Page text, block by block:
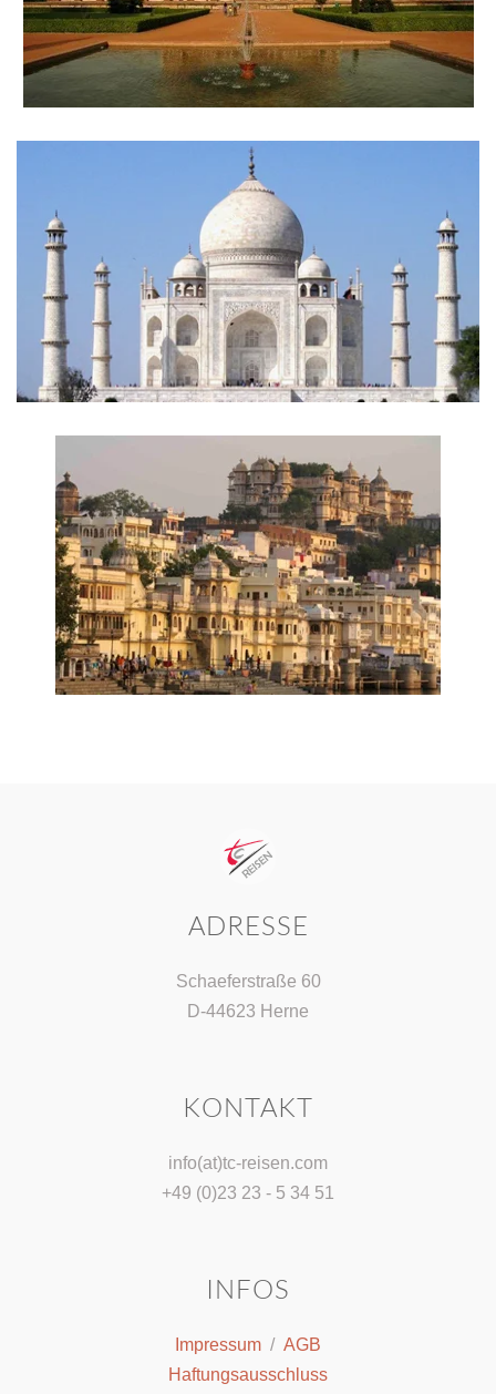
ADRESSE
Schaeferstraße 60
D-44623 Herne
KONTAKT
info(at)tc-reisen.com
+49 (0)23 23 - 5 34 51
INFOS
Impressum / AGB
Haftungsausschluss